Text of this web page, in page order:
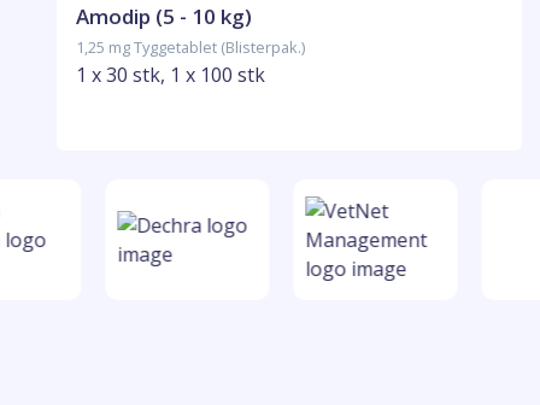
Amodip (5 - 10 kg)
1,25 mg Tyggetablet (Blisterpak.)
1 x 30 stk, 1 x 100 stk